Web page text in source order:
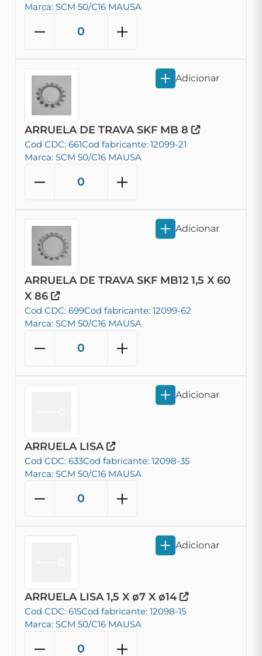
Marca: SCM 50/C16 MAUSA
ARRUELA DE TRAVA SKF MB 8
Cod CDC: 661Cod fabricante: 12099-21
Marca: SCM 50/C16 MAUSA
Adicionar
ARRUELA DE TRAVA SKF MB12 1,5 X 60
X 86
Cod CDC: 699Cod fabricante: 12099-62
Marca: SCM 50/C16 MAUSA
Adicionar
ARRUELA LISA
Cod CDC: 633Cod fabricante: 12098-35
Marca: SCM 50/C16 MAUSA
Adicionar
ARRUELA LISA 1,5 X ø7 X ø14
Cod CDC: 615Cod fabricante: 12098-15
Marca: SCM 50/C16 MAUSA
Adicionar